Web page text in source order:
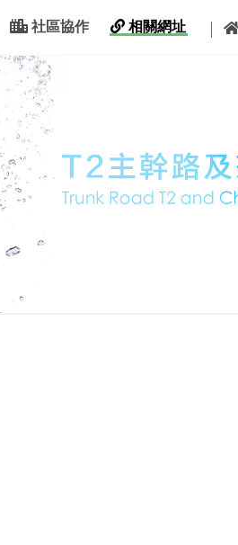
社區協作 相關網址 |